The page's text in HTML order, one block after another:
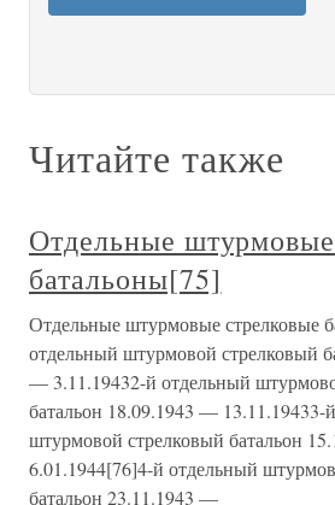
Читайте также
Отдельные
батальоны[75]
Отдельные штурмовые стрелковые
отдельный штурмовой стрелковый
— 3.11.19432-й отдельный
батальон 18.09.1943 — 13.11.19433-
штурмовой стрелковый батальон
6.01.1944[76]4-й отдельный
батальон 23.11.1943 —